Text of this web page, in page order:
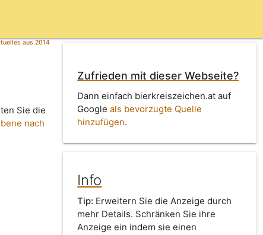
aus 2014
Sie die
nach
Zufrieden mit dieser Webseite?
Dann einfach bierkreiszeichen.at auf
Googleals bevorzugte Quelle
hinzufügen.
Info
Tip: Erweitern Sie die Anzeige durch
mehr Details. Schränken Sie ihre
Anzeige ein indem sie einen